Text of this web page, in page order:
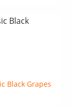
Black